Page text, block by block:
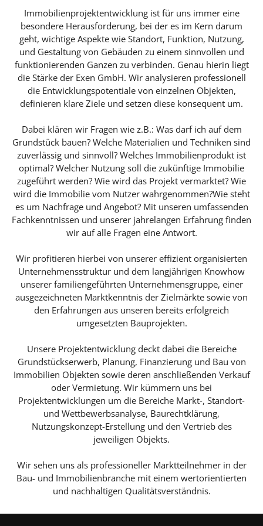
Immobilienprojektentwicklung ist für uns immer eine
besondere Herausforderung, bei der es im Kern darum
geht, wichtige Aspekte wie Standort, Funktion, Nutzung,
und Gestaltung von Gebäuden zu einem sinnvollen und
funktionierenden Ganzen zu verbinden. Genau hierin liegt
die Stärke der Exen GmbH. Wir analysieren professionell
die Entwicklungspotentiale von einzelnen Objekten,
definieren klare Ziele und setzen diese konsequent um.
Dabei klären wir Fragen wie z.B.: Was darf ich auf dem
Grundstück bauen? Welche Materialien und Techniken sind
zuverlässig und sinnvoll? Welches Immobilienprodukt ist
optimal? Welcher Nutzung soll die zukünftige Immobilie
zugeführt werden? Wie wird das Projekt vermarktet? Wie
wird die Immobilie vom Nutzer wahrgenommen?Wie steht
es um Nachfrage und Angebot? Mit unseren umfassenden
Fachkenntnissen und unserer jahrelangen Erfahrung finden
wir auf alle Fragen eine Antwort.
Wir profitieren hierbei von unserer effizient organisierten
Unternehmensstruktur und dem langjährigen Knowhow
unserer familiengeführten Unternehmensgruppe, einer
ausgezeichneten Marktkenntnis der Zielmärkte sowie von
den Erfahrungen aus unseren bereits erfolgreich
umgesetzten Bauprojekten.
Unsere Projektentwicklung deckt dabei die Bereiche
Grundstückserwerb, Planung, Finanzierung und Bau von
Immobilien Objekten sowie deren anschließenden Verkauf
oder Vermietung. Wir kümmern uns bei
Projektentwicklungen um die Bereiche Markt-, Standort-
und Wettbewerbsanalyse, Baurechtklärung,
Nutzungskonzept-Erstellung und den Vertrieb des
jeweiligen Objekts.
Wir sehen uns als professioneller Marktteilnehmer in der
Bau- und Immobilienbranche mit einem wertorientierten
und nachhaltigen Qualitätsverständnis.